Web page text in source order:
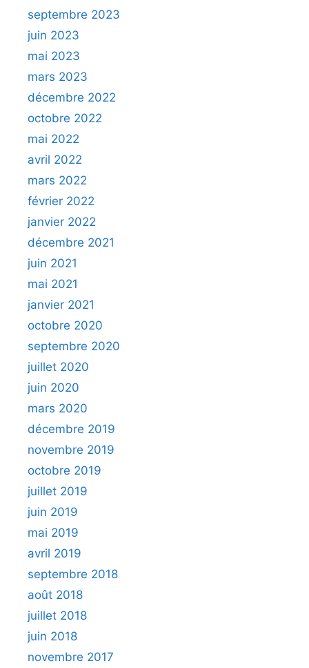
septembre 2023
juin 2023
mai 2023
mars 2023
décembre 2022
octobre 2022
mai 2022
avril 2022
mars 2022
février 2022
janvier 2022
décembre 2021
juin 2021
mai 2021
janvier 2021
octobre 2020
septembre 2020
juillet 2020
juin 2020
mars 2020
décembre 2019
novembre 2019
octobre 2019
juillet 2019
juin 2019
mai 2019
avril 2019
septembre 2018
août 2018
juillet 2018
juin 2018
novembre 2017